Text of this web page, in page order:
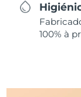
100% à